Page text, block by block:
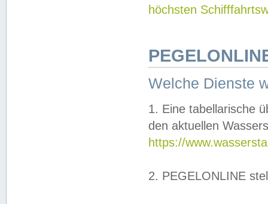
höchsten
Welche Dienste
1. Eine tabellarische
den aktuellen
https://
2. PEGELONLINE